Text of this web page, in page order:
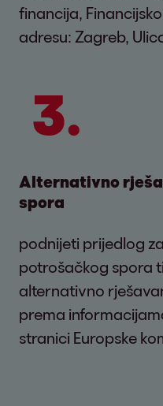
financija,
adresu: Zagreb,
Alternativno
spora
podnijeti prijedlog
potrošačkog spora
alternativno
prema
stranici Europske